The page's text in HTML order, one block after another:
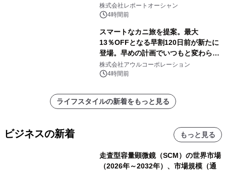
センター・高速光通信需要が成長を加
速
株式会社レポートオーシャン
4時間前
スマートなカニ旅を提案。最大
13％OFFとなる早割120日前が新たに
登場。早めの計画でいつもと変わらぬ
大人の冬旅を。ー夕日ヶ浦温泉「佳松
苑 別邸ふうか」ー
株式会社アウルコーポレーション
4時間前
ライフスタイルの新着をもっと見る
ビジネスの新着 もっと見る
走査型容量顕微鏡（SCM）の世界市場
（2026年～2032年）、市場規模（通